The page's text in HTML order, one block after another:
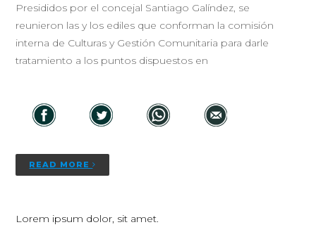
Presididos por el concejal Santiago Galíndez, se
reunieron las y los ediles que conforman la comisión
interna de Culturas y Gestión Comunitaria para darle
tratamiento a los puntos dispuestos en
READ MORE
Lorem ipsum dolor, sit amet.